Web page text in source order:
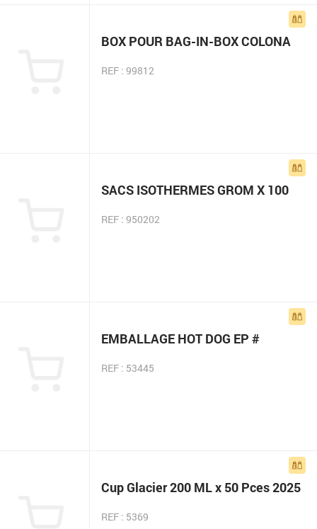
BOX POUR BAG-IN-BOX COLONA
REF : 99812
SACS ISOTHERMES GROM X 100
REF : 950202
EMBALLAGE HOT DOG EP #
REF : 53445
Cup Glacier 200 ML x 50 Pces 2025
REF : 5369